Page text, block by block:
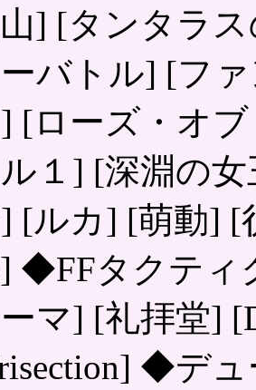
] [タンタラ
ーバトル] [フ
[ローズ・オ
ル１] [深淵の
[ルカ] [萌動] [
◆FFタクティ
マ] [礼拝堂]
◆デ